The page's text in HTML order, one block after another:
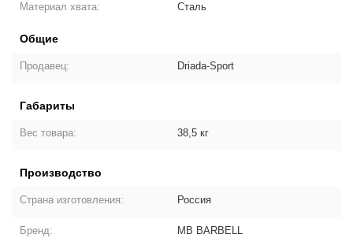
Материал хвата: Сталь
Общие
Продавец: Driada-Sport
Габариты
Вес товара: 38,5 кг
Производство
Страна изготовления: Россия
Бренд: MB BARBELL